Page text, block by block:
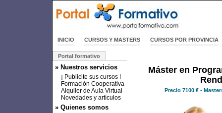
INICIO CURSOS Y MASTERS CURSOS POR PROVINCIA
Portal formativo
» Nuestros servicios
¡ Publicite sus cursos !
Formación Cooperativa
Alquiler de Aula Virtual
Novedades y artículos
» Quienes somos
Máster en
Precio 7100 € -